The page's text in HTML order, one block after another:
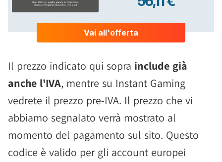
Il prezzo indicato qui sopra include già
anche l'IVA, mentre su Instant Gaming
vedrete il prezzo pre-IVA. Il prezzo che vi
abbiamo segnalato verrà mostrato al
momento del pagamento sul sito. Questo
codice è valido per gli account europei